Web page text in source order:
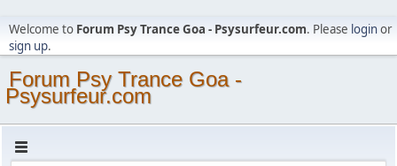
Welcome to Forum Psy Trance Goa - Psysurfeur.com. Please loginor
sign up.
Forum Psy Trance Goa -
Psysurfeur.com